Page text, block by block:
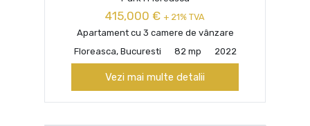
415,000 € + 21% TVA
Apartament cu 3 camere de vânzare
Floreasca, Bucuresti
82 mp 2022
Vezi mai multe detalii